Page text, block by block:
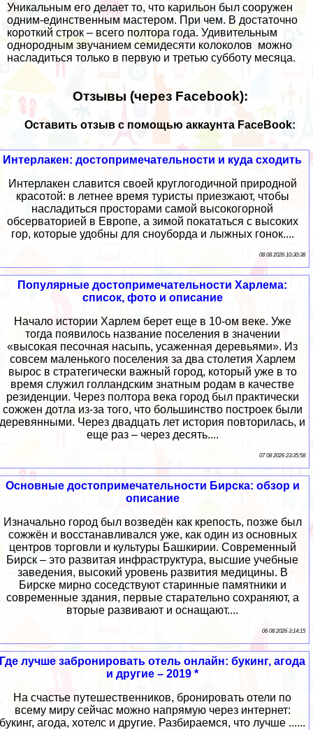
Уникальным его делает то, что карильон был сооружен
одним-единственным мастером. При чем. В достаточно
короткий строк – всего полтора года. Удивительным
однородным звучанием семидесяти колоколов можно
насладиться только в первую и третью субботу месяца.
Отзывы (через Facebook):
Оставить отзыв с помощью аккаунта FaceBook:
Интерлакен: достопримечательности и куда сходить
Интерлакен славится своей круглогодичной природной
красотой: в летнее время туристы приезжают, чтобы
насладиться просторами самой высокогорной
обсерваторией в Европе, а зимой покататься с высоких
гор, которые удобны для сноуборда и лыжных гонок....
08 08 2026 10:30:38
Популярные достопримечательности Харлема:
список, фото и описание
Начало истории Харлем берет еще в 10-ом веке. Уже
тогда появилось название поселения в значении
«высокая песочная насыпь, усаженная деревьями». Из
совсем маленького поселения за два столетия Харлем
вырос в стратегически важный город, который уже в то
время служил голландским знатным родам в качестве
резиденции. Через полтора века город был практически
сожжен дотла из-за того, что большинство построек были
деревянными. Через двадцать лет история повторилась, и
еще раз – через десять....
07 08 2026 23:35:58
Основные достопримечательности Бирска: обзор и
описание
Изначально город был возведён как крепость, позже был
сожжён и восстанавливался уже, как один из основных
центров торговли и культуры Башкирии. Современный
Бирск – это развитая инфраструктура, высшие учебные
заведения, высокий уровень развития медицины. В
Бирске мирно соседствуют старинные памятники и
современные здания, первые старательно сохраняют, а
вторые развивают и оснащают....
06 08 2026 3:14:15
Где лучше забронировать отель онлайн: букинг, агода
и другие – 2019 *
На счастье путешественников, бронировать отели по
всему миру сейчас можно напрямую через интернет:
букинг, агода, хотелс и другие. Разбираемся, что лучше ......